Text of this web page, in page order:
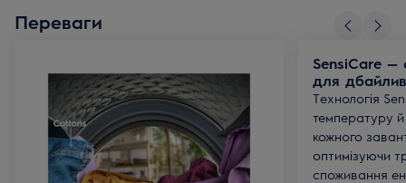
Переваги
SensiCare —
для
Технологія
температуру й
кожного
оптимізуючи
споживання